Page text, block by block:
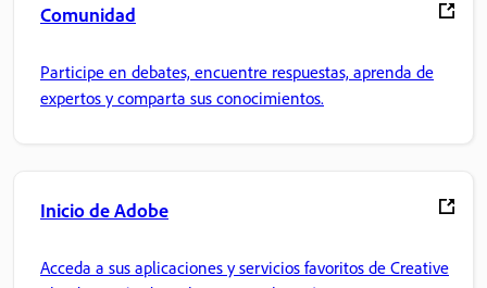
Comunidad
Participe en debates, encuentre respuestas, aprenda de
expertos y comparta sus conocimientos.
Inicio de Adobe
Acceda a sus aplicaciones y servicios favoritos de Creative